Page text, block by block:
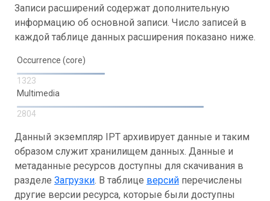
Записи расширений содержат дополнительную
информацию об основной записи. Число записей в
каждой таблице данных расширения показано ниже.
Occurrence (core)
1323
Multimedia
2804
Данный экземпляр IPT архивирует данные и таким
образом служит хранилищем данных. Данные и
метаданные ресурсов доступны для скачивания в
разделе Загрузки. В таблице версий перечислены
другие версии ресурса, которые были доступны